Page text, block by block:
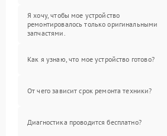
Я хочу, чтобы мое устройство
ремонтировалось только оригинальными
запчастями.
Как я узнаю, что мое устройство готово?
От чего зависит срок ремонта техники?
Диагностика проводится бесплатно?